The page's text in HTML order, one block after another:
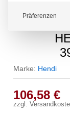
Marke: Hendi
106,58€
zzgl.
Präferenzen